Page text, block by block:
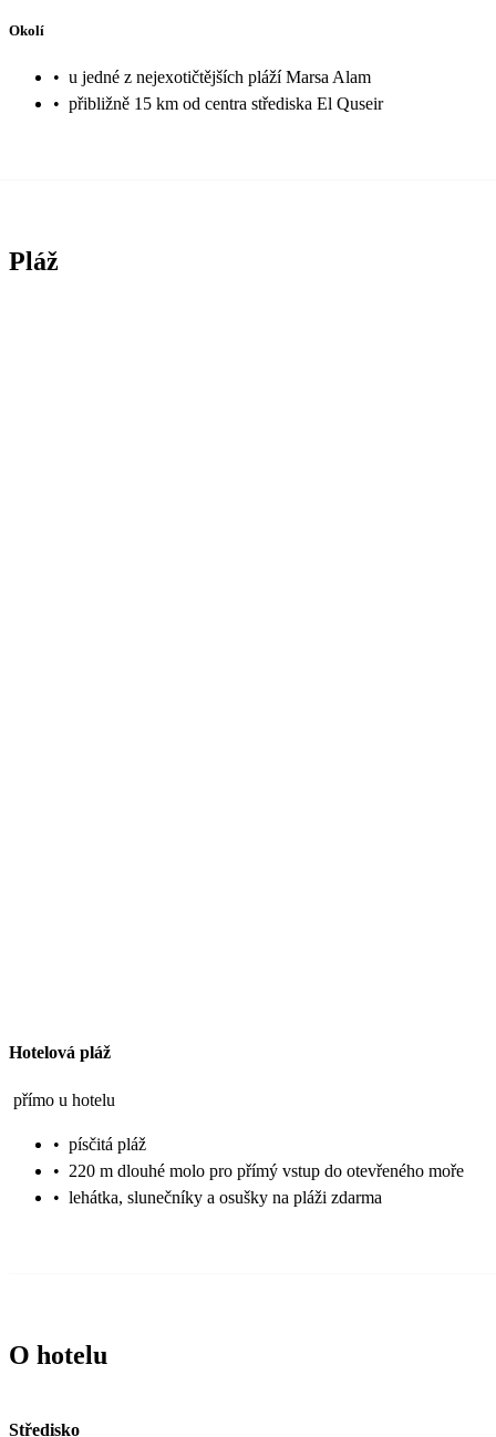
Okolí
• u jedné z nejexotičtějších pláží Marsa Alam
• přibližně 15 km od centra střediska El Quseir
Pláž
Hotelová pláž
přímo u hotelu
• písčitá pláž
• 220 m dlouhé molo pro přímý vstup do otevřeného moře
• lehátka, slunečníky a osušky na pláži zdarma
O hotelu
Středisko